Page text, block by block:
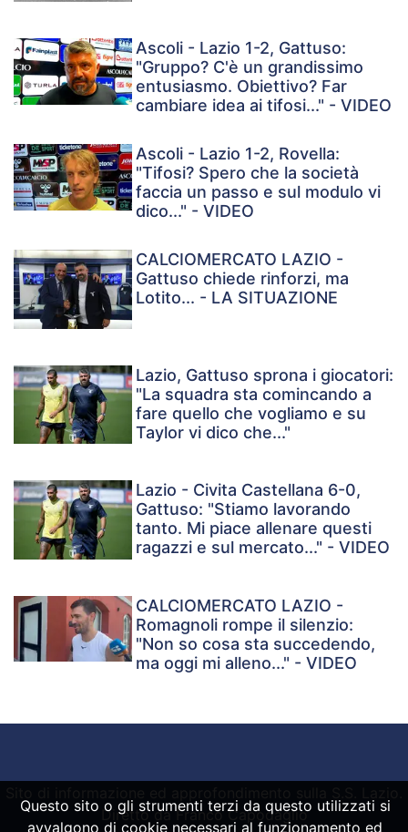
Ascoli - Lazio 1-2, Gattuso:
"Gruppo? C'è un grandissimo
entusiasmo. Obiettivo? Far
cambiare idea ai tifosi..." - VIDEO
Ascoli - Lazio 1-2, Rovella:
"Tifosi? Spero che la società
faccia un passo e sul modulo vi
dico..." - VIDEO
CALCIOMERCATO LAZIO -
Gattuso chiede rinforzi, ma
Lotito... - LA SITUAZIONE
Lazio, Gattuso sprona i giocatori:
"La squadra sta comincando a
fare quello che vogliamo e su
Taylor vi dico che..."
Lazio - Civita Castellana 6-0,
Gattuso: "Stiamo lavorando
tanto. Mi piace allenare questi
ragazzi e sul mercato..." - VIDEO
CALCIOMERCATO LAZIO -
Romagnoli rompe il silenzio:
"Non so cosa sta succedendo,
ma oggi mi alleno..." - VIDEO
Diretto da Franco Capodaglio
Questo sito o gli strumenti terzi da questo utilizzati si
avvalgono di cookie necessari al funzionamento ed